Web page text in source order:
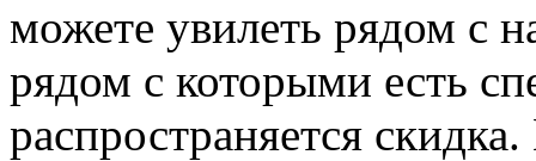
можете увилеть рядом с
рядом с которыми есть
распространяется